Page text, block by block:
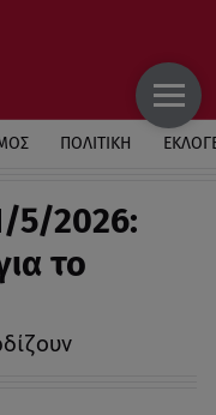
ΠΟΛΙΤΙΚΗ
5/2026:
το